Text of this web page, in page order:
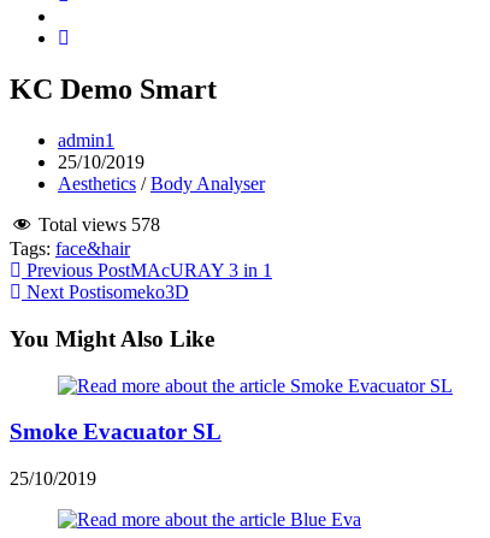
KC Demo Smart
Post
author:
admin1
Post
published:
25/10/2019
Post
Aesthetics / Body Analyser
Total views 578
Tags: face&hair
Read
more
articles
Previous PostMAcURAY 3 in 1
Next Postisomeko3D
You Might Also Like
Smoke Evacuator SL
25/10/2019